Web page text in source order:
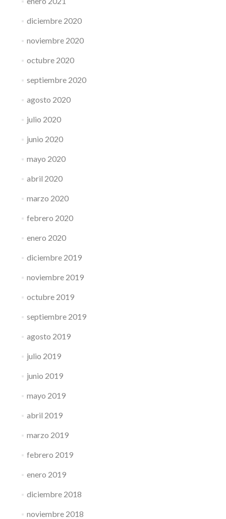
diciembre 2020
noviembre 2020
octubre 2020
septiembre 2020
agosto 2020
julio 2020
junio 2020
mayo 2020
abril 2020
marzo 2020
febrero 2020
enero 2020
diciembre 2019
noviembre 2019
octubre 2019
septiembre 2019
agosto 2019
julio 2019
junio 2019
mayo 2019
abril 2019
marzo 2019
febrero 2019
enero 2019
diciembre 2018
noviembre 2018